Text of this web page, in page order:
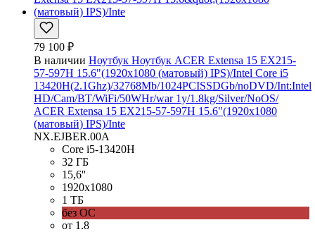
79 100 ₽
В наличии Ноутбук Ноутбук ACER Extensa 15 EX215-
57-597H 15.6"(1920x1080 (матовый) IPS)/Intel Core i5
13420H(2.1Ghz)/32768Mb/1024PCISSDGb/noDVD/Int:Intel
HD/Cam/BT/WiFi/50WHr/war 1y/1.8kg/Silver/NoOS/
ACER Extensa 15 EX215-57-597H 15.6"(1920x1080
(матовый) IPS)/Inte
NX.EJBER.00A
Core i5-13420H
32 ГБ
15,6''
1920x1080
1 ТБ
без ОС
от 1.8